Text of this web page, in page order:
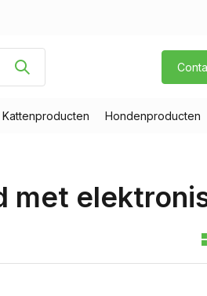
Kattenproducten Hondenproducten
met